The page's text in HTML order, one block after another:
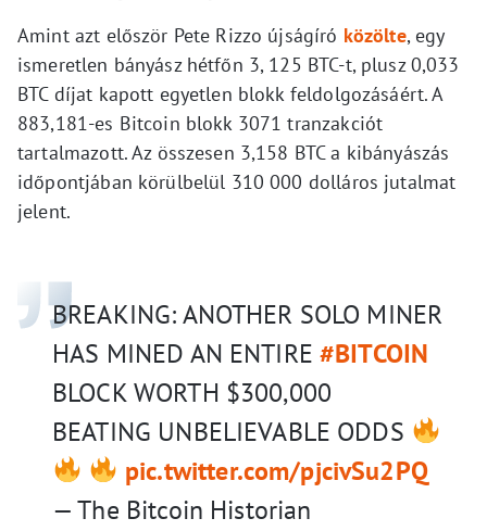
Amint azt először Pete Rizzo újságíró közölte, egy
ismeretlen bányász hétfőn 3, 125 BTC-t, plusz 0,033
BTC díjat kapott egyetlen blokk feldolgozásáért. A
883,181-es Bitcoin blokk 3071 tranzakciót
tartalmazott. Az összesen 3,158 BTC a kibányászás
időpontjában körülbelül 310 000 dolláros jutalmat
jelent.
BREAKING: ANOTHER SOLO MINER
HAS MINED AN ENTIRE #BITCOIN
BLOCK WORTH $300,000
BEATING UNBELIEVABLE ODDS
pic.twitter.com/pjcivSu2PQ
— The Bitcoin Historian